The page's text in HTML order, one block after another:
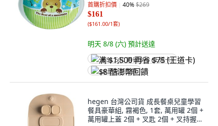
首購折扣價 40%$269
$161
($161.00/1套)
明天 8/8 (六) 預計送達
满 $1,500 再省 $75 (王道卡)
$8 酷澎幣回饋
hegen 台灣公司貨 成長餐桌兒童學習
餐具豪華組, 霧褐色, 1套, 萬用罐 2個 +
萬用罐上蓋 2個 + 叉匙 2個 + 叉持握把